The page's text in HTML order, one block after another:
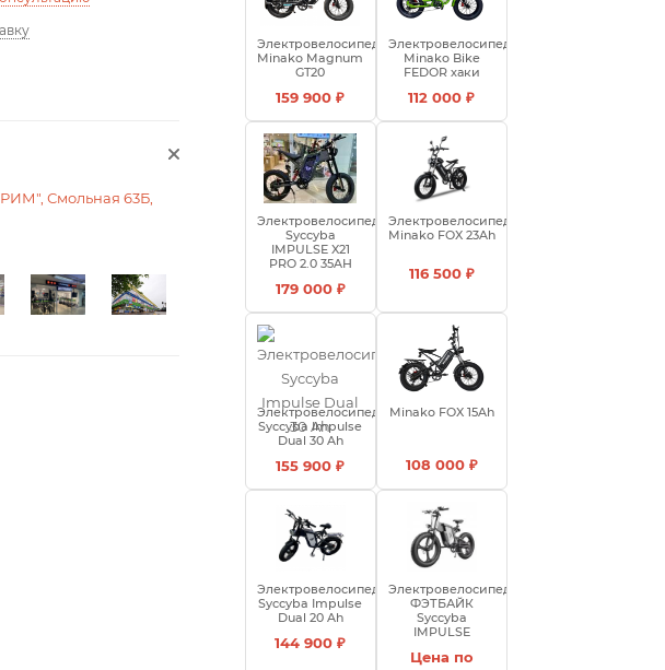
Смольная 63Б,
Электровелосипед
Minako Magnum
GT20
159 900 ₽
Электровелосипед
Minako Bike
FEDOR хаки
112 000 ₽
Электровелосипед
Syccyba
IMPULSE X21
PRO 2.0 35AH
179 000 ₽
Электровелосипед
Minako FOX 23Ah
116 500 ₽
Электровелосипед
Syccyba Impulse
Dual 30 Ah
155 900 ₽
Minako FOX 15Ah
108 000 ₽
Электровелосипед
Syccyba Impulse
Dual 20 Ah
144 900 ₽
Электровелосипед
ФЭТБАЙК
Syccyba
IMPULSE
Цена по